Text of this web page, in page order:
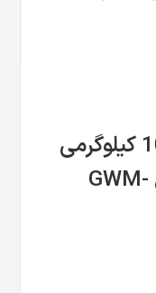
ماشین لباسشویی 10.5 کیلوگرمی
Direct Drive مدل GWM-